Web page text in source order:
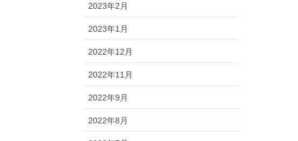
2023年2月
2023年1月
2022年12月
2022年11月
2022年9月
2022年8月